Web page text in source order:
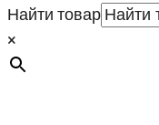
Найти товар
×